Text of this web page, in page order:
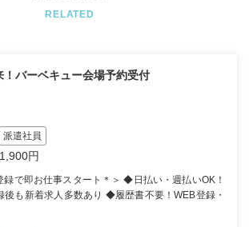
RELATED
！バーベキュー会場予約受付
派遣社員
円
録で即お仕事スタート＊＞ ◆日払い・週払いOK！
も新着求人多数あり ◆履歴書不要！WEB登録・